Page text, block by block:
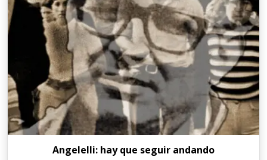
Angelelli: hay que seguir andando